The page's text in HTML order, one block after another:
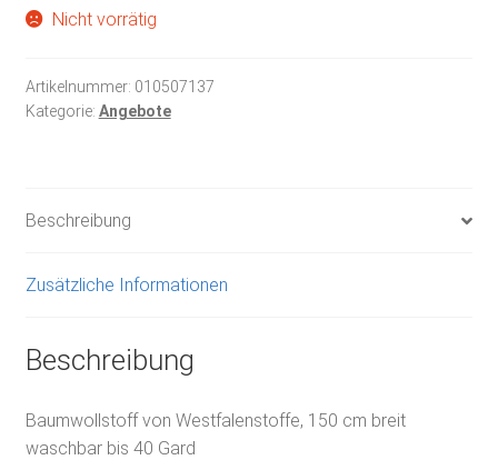
Nicht vorrätig
Artikelnummer: 010507137
Kategorie: Angebote
Beschreibung
Zusätzliche Informationen
Beschreibung
Baumwollstoff von Westfalenstoffe, 150 cm breit
waschbar bis 40 Gard